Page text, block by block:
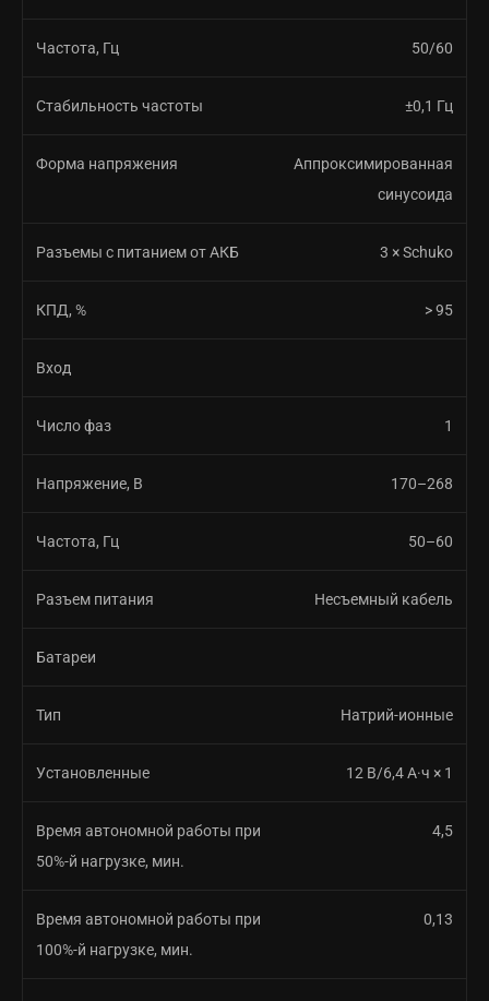
Частота, Гц 50/60
Стабильность частоты ±0,1 Гц
Форма напряжения
Аппроксимированная
синусоида
Разъемы с питанием от АКБ 3 × Schuko
КПД, % > 95
Вход
Число фаз 1
Напряжение, В 170–268
Частота, Гц 50–60
Разъем питания Несъемный кабель
Батареи
Тип Натрий-ионные
Установленные 12 В/6,4 А·ч × 1
Время автономной работы при
50%-й нагрузке, мин.
4,5
Время автономной работы при
100%-й нагрузке, мин.
0,13